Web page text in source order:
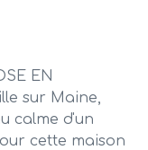
EN
sur Maine,
calme d'un
cette maison